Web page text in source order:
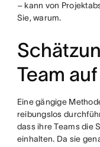
– kann von
Sie, warum.
Team
Eine gängige
reibungslos
dass ihre Teams die
einhalten. Da sie